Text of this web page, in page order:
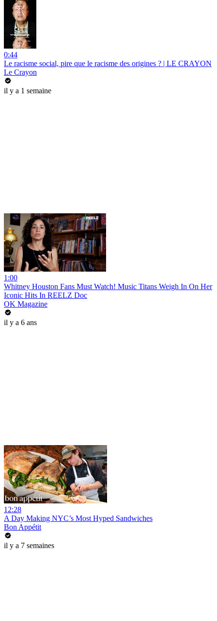
0:44
Le racisme social, pire que le racisme des origines ? | LE CRAYON
Le Crayon
il y a 1 semaine
1:00
Whitney Houston Fans Must Watch! Music Titans Weigh In On Her
Iconic Hits In REELZ Doc
OK Magazine
il y a 6 ans
12:28
A Day Making NYC’s Most Hyped Sandwiches
Bon Appétit
il y a 7 semaines